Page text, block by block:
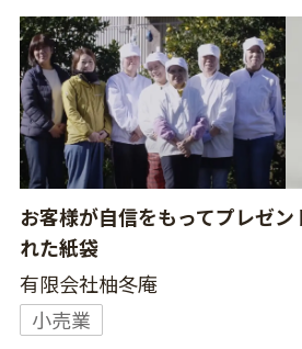
お客様が自信をもってプレゼ
れた紙袋
有限会社柚冬庵
小売業